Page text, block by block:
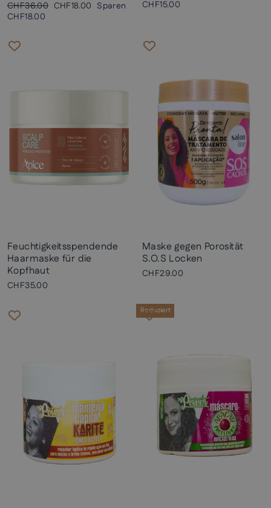
Normaler
Preis
CHF36.00 Sonderpreis
CHF18.00 Sparen
CHF18.00
Preis
CHF15.00
Feuchtigkeitsspendende
Haarmaske für die
Kopfhaut
CHF35.00
Maske gegen Porosität
S.O.S Locken
CHF29.00
Reduziert